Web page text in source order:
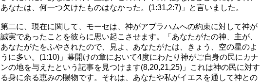
あなたは、何一つ欠けたものはなかった。(1:31,2:7)」と言いました。
第二に、現在に関して、モーセは、神がアブラハムへの約束に対して神が
誠実であったことを彼らに思い起こさせます。「あなたがたの神、主が、
あなたがたをふやされたので、見よ、あなたがたは、きょう、空の星のよ
うに多い。(1:10)」幕開けの章において4度にわたり神がご自身の民にカナ
ンの地を与えたという記事を見つけます(8,20,21,25)」これは神の民に対す
る身に余る恵みの賜物です。それは、あなたや私がイエスを通して神との